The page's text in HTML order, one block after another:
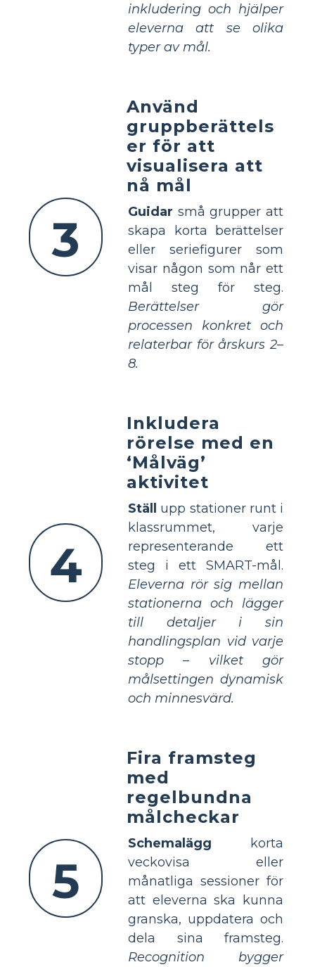
inkludering och hjälper
eleverna att se olika
typer av mål.
3
Använd
gruppberättels
er för att
visualisera att
nå mål
Guidar små grupper att
skapa korta berättelser
eller seriefigurer som
visar någon som når ett
mål steg för steg.
Berättelser gör
processen konkret och
relaterbar för årskurs 2–
8.
4
Inkludera
rörelse med en
‘Målväg’
aktivitet
Ställ
upp stationer runt i
klassrummet, varje
representerande ett
steg i ett SMART-mål.
Eleverna rör sig mellan
stationerna och lägger
till detaljer i sin
handlingsplan vid varje
stopp – vilket gör
målsettingen dynamisk
och minnesvärd.
5
Fira framsteg
med
regelbundna
målcheckar
Schemalägg korta
veckovisa eller
månatliga sessioner för
att eleverna ska kunna
granska, uppdatera och
dela sina framsteg.
Recognition bygger